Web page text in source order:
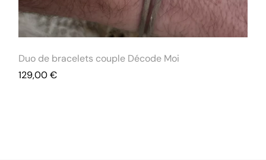
Duo de bracelets couple Décode Moi
129,00€